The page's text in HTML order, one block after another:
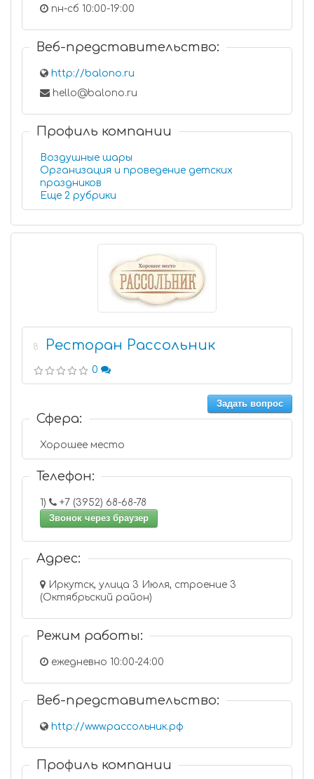
пн-сб 10:00-19:00
Веб-представительство:
http://balono.ru
hello@balono.ru
Профиль компании
Воздушные шары
Организация и проведение детских
праздников
Еще 2 рубрики
8 Ресторан Рассольник
0
Задать вопрос
Сфера:
Хорошее место
Телефон:
1)
+7 (3952) 68-68-78
Звонок через браузер
Адрес:
Иркутск, улица 3 Июля, строение 3
(Октябрьский район)
Режим работы:
ежедневно 10:00-24:00
Веб-представительство:
http://www.рассольник.рф
Профиль компании